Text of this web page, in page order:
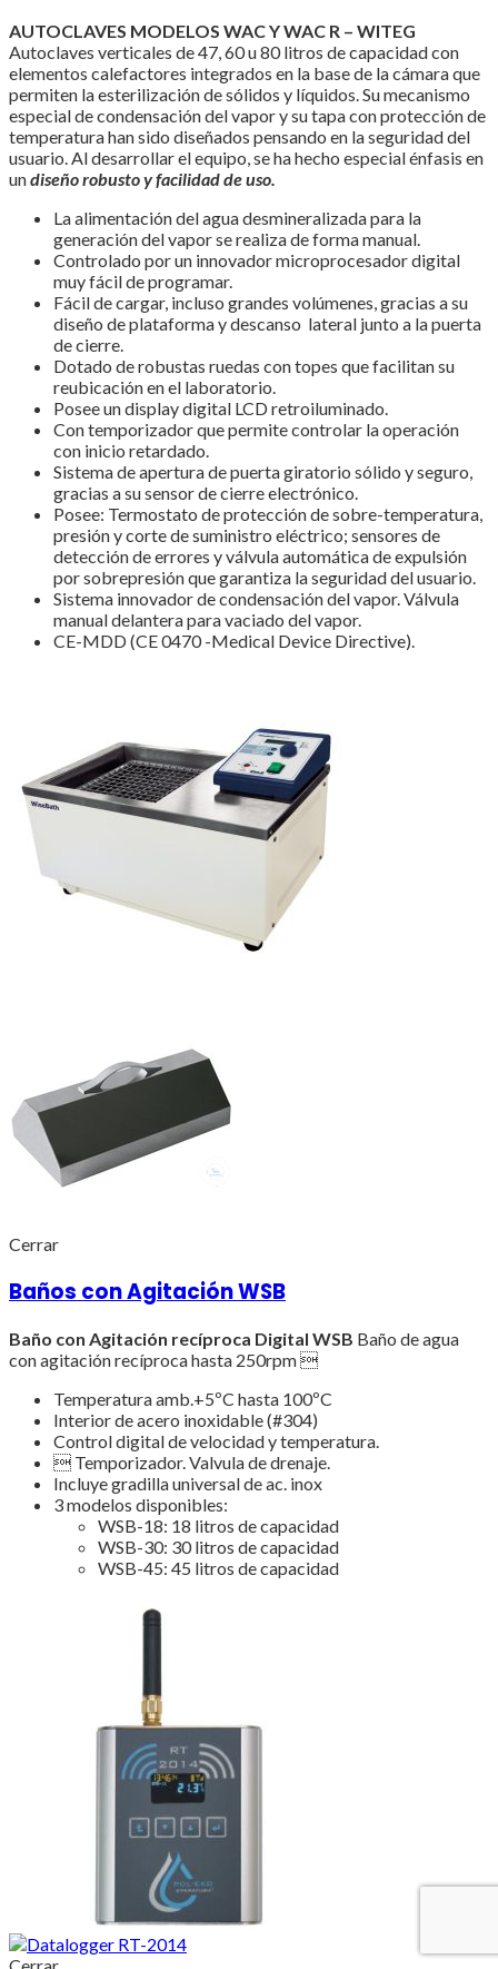
AUTOCLAVES MODELOS WAC Y WAC R – WITEG
Autoclaves verticales de 47, 60 u 80 litros de capacidad con
elementos calefactores integrados en la base de la cámara que
permiten la esterilización de sólidos y líquidos. Su mecanismo
especial de condensación del vapor y su tapa con protección de
temperatura han sido diseñados pensando en la seguridad del
usuario. Al desarrollar el equipo, se ha hecho especial énfasis en
undiseño robusto y facilidad de uso.
La alimentación del agua desmineralizada para la
generación del vapor se realiza de forma manual.
Controlado por un innovador microprocesador digital
muy fácil de programar.
Fácil de cargar, incluso grandes volúmenes, gracias a su
diseño de plataforma y descanso lateral junto a la puerta
de cierre.
Dotado de robustas ruedas con topes que facilitan su
reubicación en el laboratorio.
Posee un display digital LCD retroiluminado.
Con temporizador que permite controlar la operación
con inicio retardado.
Sistema de apertura de puerta giratorio sólido y seguro,
gracias a su sensor de cierre electrónico.
Posee: Termostato de protección de sobre-temperatura,
presión y corte de suministro eléctrico; sensores de
detección de errores y válvula automática de expulsión
por sobrepresión que garantiza la seguridad del usuario.
Sistema innovador de condensación del vapor. Válvula
manual delantera para vaciado del vapor.
CE-MDD (CE 0470 -Medical Device Directive).
Cerrar
Baños con Agitación WSB
Baño con Agitación recíproca Digital WSB Baño de agua
con agitación recíproca hasta 250rpm 
Temperatura amb.+5ºC hasta 100ºC
Interior de acero inoxidable (#304)
Control digital de velocidad y temperatura.
 Temporizador. Valvula de drenaje.
Incluye gradilla universal de ac. inox
3 modelos disponibles:
WSB-18: 18 litros de capacidad
WSB-30: 30 litros de capacidad
WSB-45: 45 litros de capacidad